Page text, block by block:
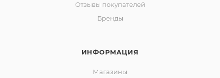
Отзывы покупателей
Бренды
ИНФОРМАЦИЯ
Магазины